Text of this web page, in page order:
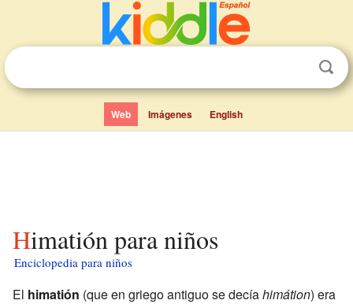
Web Imágenes English
Himatión para niños
Enciclopedia para niños
El himatión (que en griego antiguo se decíahimátion) era